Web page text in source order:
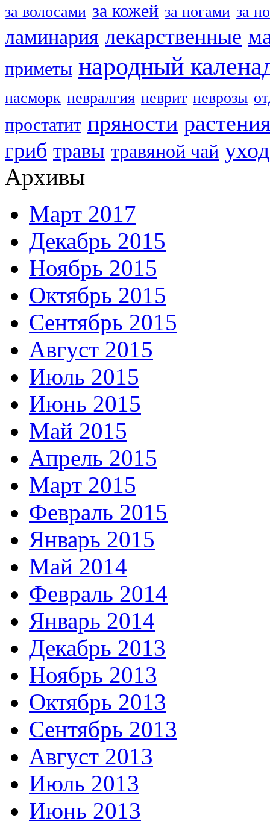
за волосами за кожей за ногами за
ламинария лекарственные
приметы народный
насморк невралгия неврит неврозы
простатит пряности растения
гриб травы травяной чай уход
Архивы
Март 2017
Декабрь 2015
Ноябрь 2015
Октябрь 2015
Сентябрь 2015
Август 2015
Июль 2015
Июнь 2015
Май 2015
Апрель 2015
Март 2015
Февраль 2015
Январь 2015
Май 2014
Февраль 2014
Январь 2014
Декабрь 2013
Ноябрь 2013
Октябрь 2013
Сентябрь 2013
Август 2013
Июль 2013
Июнь 2013